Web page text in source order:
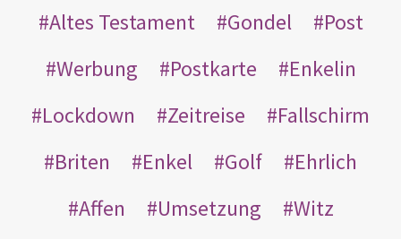
Altes Testament
Gondel
Post
Werbung
Postkarte
Enkelin
Lockdown
Zeitreise
Fallschirm
Briten
Enkel Golf
Ehrlich
Affen
Umsetzung
Witz